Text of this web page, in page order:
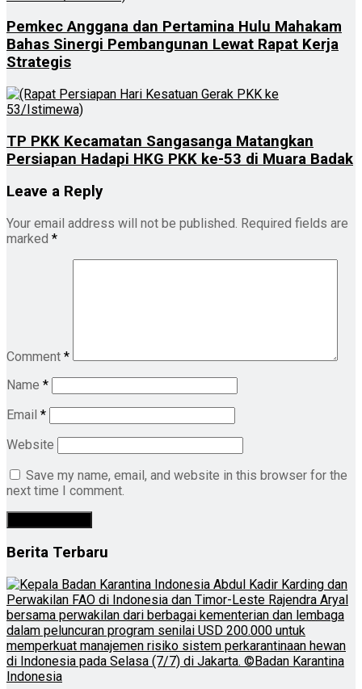
Pemkec Anggana dan Pertamina Hulu Mahakam
Bahas Sinergi Pembangunan Lewat Rapat Kerja
Strategis
TP PKK Kecamatan Sangasanga Matangkan
Persiapan Hadapi HKG PKK ke-53 di Muara Badak
Leave a Reply
Your email address will not be published. Required fields are
marked *
Comment *
Name *
Email *
Website
Save my name, email, and website in this browser for the
next time I comment.
Berita Terbaru